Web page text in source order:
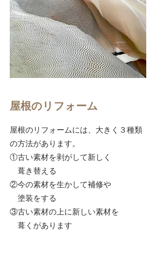
​屋根のリフォーム
屋根のリフォームには、大きく３種類
の方法があります。
①古い素材を剥がして新しく
葺き替える
②今の素材を生かして補修や
塗装をする
③古い素材の上に新しい素材を
葺くがあります